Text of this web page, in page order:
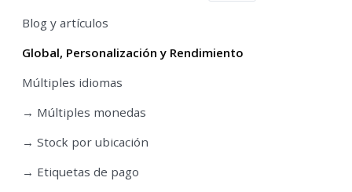
Blog y artículos
Global, Personalización y Rendimiento
Múltiples idiomas
→ Múltiples monedas
→ Stock por ubicación
→ Etiquetas de pago